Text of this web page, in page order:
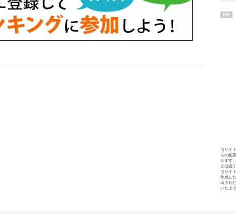
PR
当サイ
らの配
ります
とは固
当サイ
作成し
出され
いた上